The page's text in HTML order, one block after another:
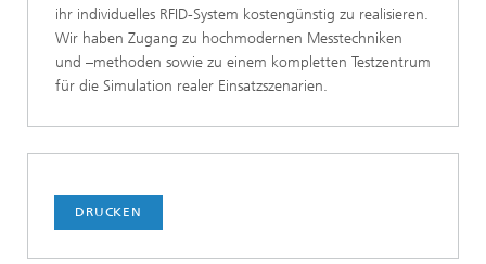
ihr individuelles RFID-System kostengünstig zu realisieren.
Wir haben Zugang zu hochmodernen Messtechniken
und –methoden sowie zu einem kompletten Testzentrum
für die Simulation realer Einsatzszenarien.
DRUCKEN